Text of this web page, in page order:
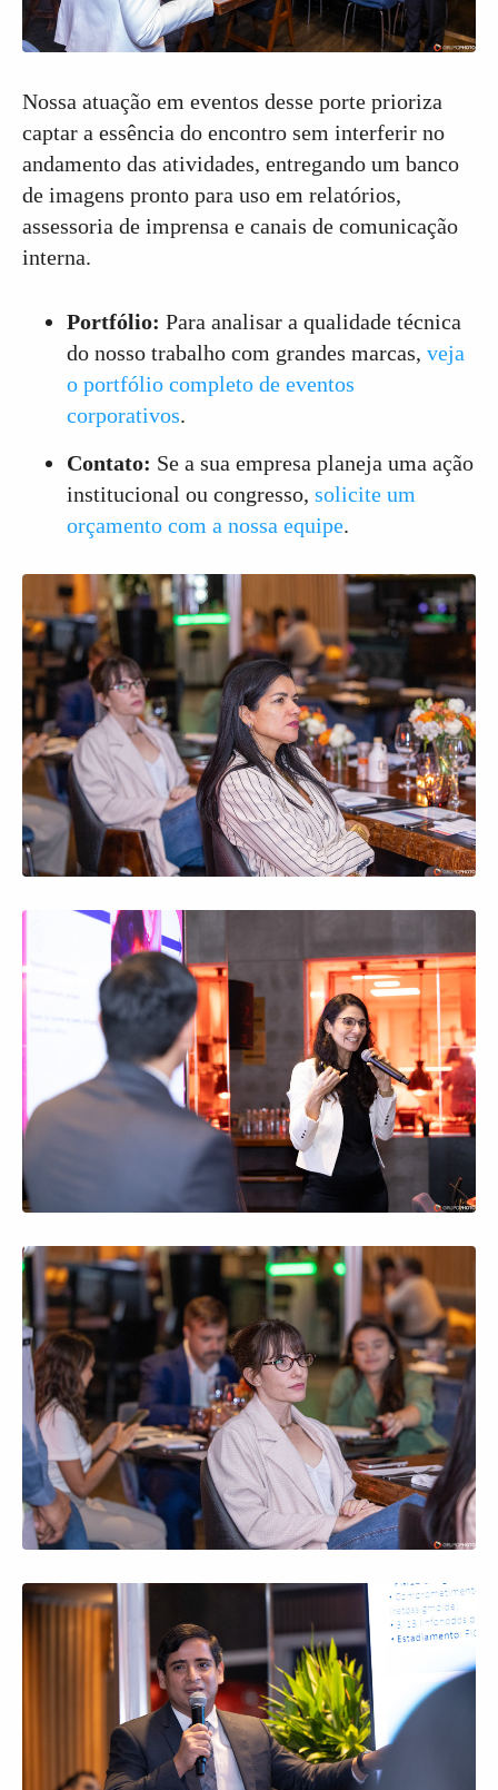
Nossa atuação em eventos desse porte prioriza
captar a essência do encontro sem interferir no
andamento das atividades, entregando um banco
de imagens pronto para uso em relatórios,
assessoria de imprensa e canais de comunicação
interna.
Portfólio: Para analisar a qualidade técnica
do nosso trabalho com grandes marcas, veja
o portfólio completo de eventos
corporativos.
Contato: Se a sua empresa planeja uma ação
institucional ou congresso, solicite um
orçamento com a nossa equipe.